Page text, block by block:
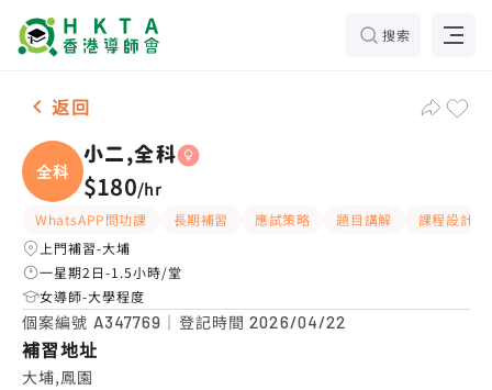
搜索
女-1名 小二,全科，大埔 補習推介
返回
全科
小二,全科
$180/hr
WhatsAPP問功課 長期補習 應試策略 題目講解
課程設計
上門補習-大埔
一星期2日-1.5小時/堂
女導師-大學程度
個案編號 A347769 ｜登記時間2026/04/22
補習地址
大埔,鳳園